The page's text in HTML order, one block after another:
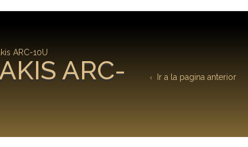
ARC-10U
ARC-
Ir a la pagina anterior